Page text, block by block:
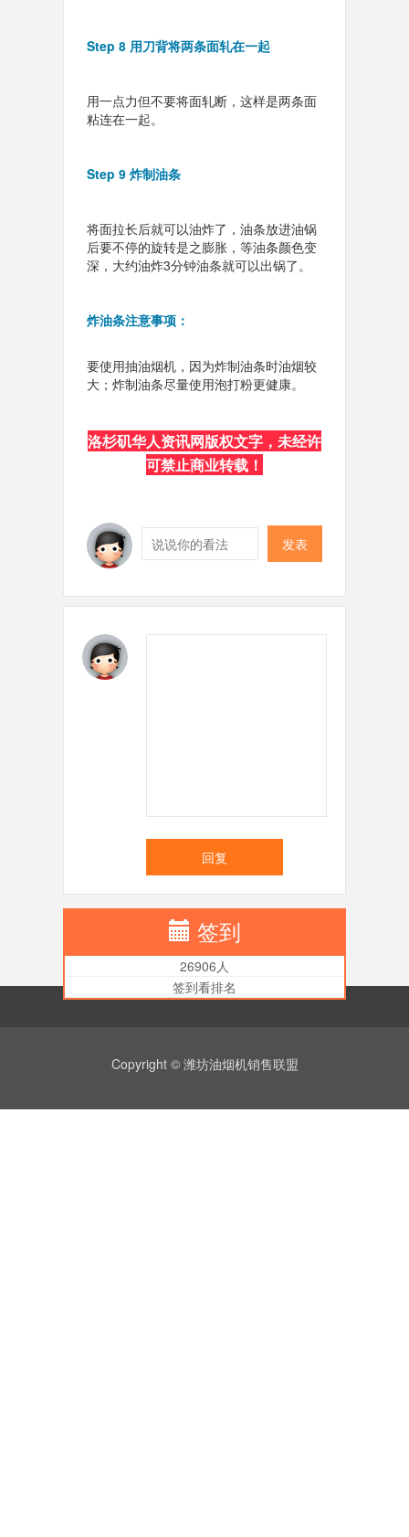
Step 8 用刀背将两条面轧在一起
用一点力但不要将面轧断，这样是两条面
粘连在一起。
Step 9 炸制油条
将面拉长后就可以油炸了，油条放进油锅
后要不停的旋转是之膨胀，等油条颜色变
深，大约油炸3分钟油条就可以出锅了。
炸油条注意事项：
要使用抽油烟机，因为炸制油条时油烟较
大；炸制油条尽量使用泡打粉更健康。
洛杉矶华人资讯网版权文字，未经许
可禁止商业转载！
发表
回复
签到
26906人
签到看排名
Copyright © 潍坊油烟机销售联盟